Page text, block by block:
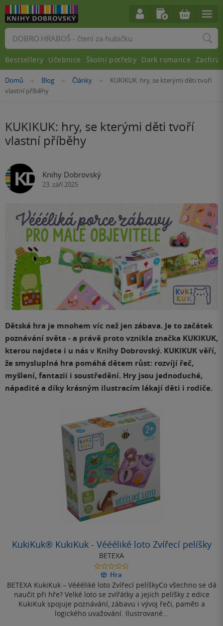
Nacházíte
se
Domů »Blog »
Články »
KUKIKUK: hry, se kterými děti tvoří
vlastní příběhy
KUKIKUK: hry, se kterými děti tvoří
vlastní příběhy
Knihy Dobrovský
23. září 2025
Dětská hra je mnohem víc než jen zábava. Je to začátek
poznávání světa - a právě proto vznikla značka KUKIKUK,
kterou najdete i u nás v Knihy Dobrovský. KUKIKUK věří,
že smysluplná hra pomáhá dětem růst: rozvíjí řeč,
myšlení, fantazii i soustředění. Hry jsou jednoduché,
nápadité a díky krásným ilustracím lákají děti i rodiče.
KukiKuk® KukiKuk - Véééliké loto Zvířecí pelíšky
BETEXA
0.0
z
5
hvězdiček
Hra
BETEXA KukiKuk – Véééliké loto Zvířecí pelíškyCo všechno se dá
naučit při hře? Velké loto se zvířátky a jejich pelíšky z edice
KukiKuk spojuje poznávání, zábavu i vývoj řeči, paměti a
logického uvažování. Ilustrované...
Vyhledávání
Bestsellery Učebnice Školní potřeby Dark romance